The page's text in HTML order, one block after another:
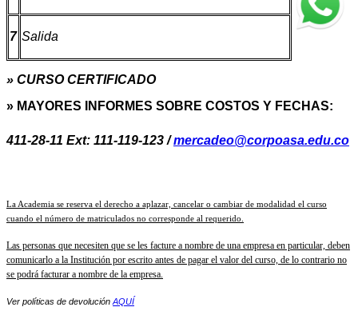
7 Salida
» CURSO CERTIFICADO
» MAYORES INFORMES SOBRE COSTOS Y FECHAS:
411-28-11 Ext: 111-119-123 /mercadeo@corpoasa.edu.co
La Academia se reserva el derecho a aplazar, cancelar o cambiar de modalidad el curso
cuando el número de matriculados no corresponde al requerido.
Las personas que necesiten que se les facture a nombre de una empresa en particular, deben
comunicarlo a la Institución por escrito antes de pagar el valor del curso, de lo contrario no
se podrá facturar a nombre de la empresa.
Ver políticas de devoluciónAQUÍ